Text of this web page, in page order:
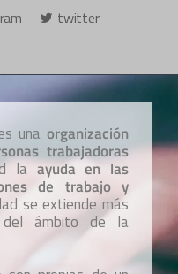
twitter
unaorganización
trabajadoras
la ayuda en las
de trabajo y
se extiende más
ámbito de la